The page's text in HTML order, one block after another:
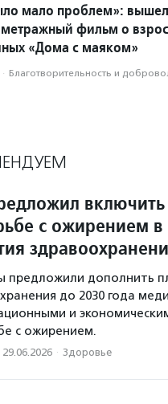
мало проблем»: вышел
фильм о
«Дома с маяком»
· Благотвори­тель­ность и
с ожирением в
предложили дополнить
до 2030 года
и
с ожирением.
29.06.2026 · Здоровье